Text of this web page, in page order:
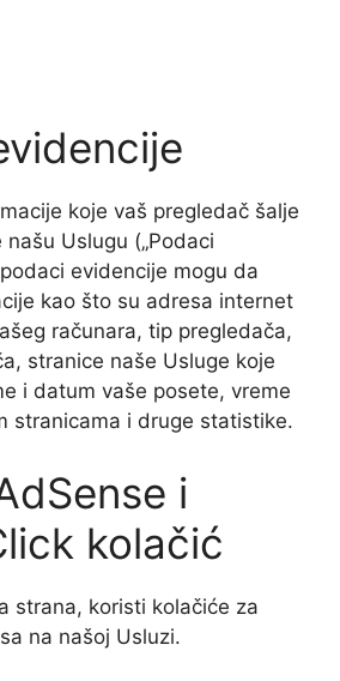
koje vaš pregledač šalje
Uslugu („Podaci
evidencije mogu da
kao što su adresa internet
računara, tip pregledača,
stranice naše Usluge koje
i datum vaše posete, vreme
stranicama i druge statistike.
i
kolačić
strana, koristi kolačiće za
na našoj Usluzi.